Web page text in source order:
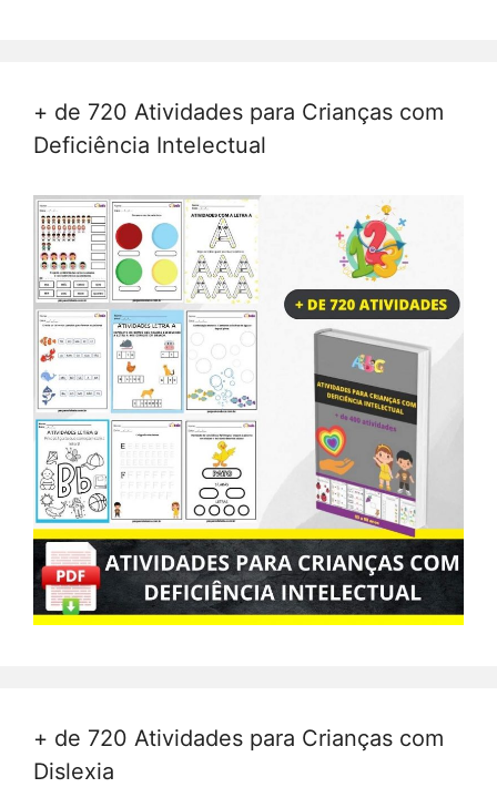
+ de 720 Atividades para Crianças com
Deficiência Intelectual
+ de 720 Atividades para Crianças com
Dislexia